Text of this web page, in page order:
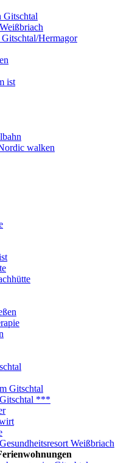
Gitschtal
Hermagor
ist
walken
Gitschtal
***
Weißbriach